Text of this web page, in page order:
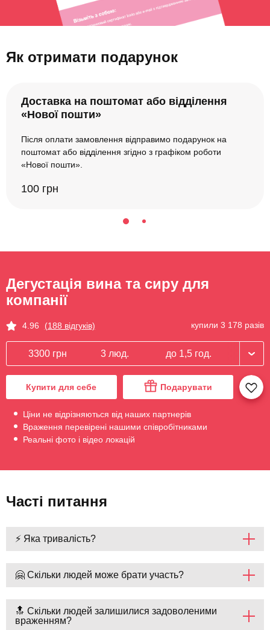
Як отримати подарунок
Доставка на поштомат або відділення
«Нової пошти»
Після оплати замовлення відправимо подарунок на
поштомат або відділення згідно з графіком роботи
«Нової пошти».
100 грн
Дегустація вина та сиру для
компанії
4.96 (188 відгуків) купили 3 178 разів
3300 грн 3 люд. до 1,5 год.
Купити для себе Подарувати
Ціни не відрізняються від наших партнерів
Враження перевірені нашими співробітниками
Реальні фото і відео локацій
Часті питання
⚡ Яка тривалість?
🤗 Скільки людей може брати участь?
🔝 Скільки людей залишилися задоволеними
враженням?